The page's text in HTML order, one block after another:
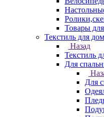
Товары
Текстиль для
Назад
Текстиль
Для
Для